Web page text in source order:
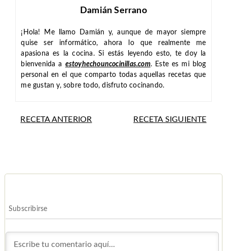
Damián Serrano
¡Hola! Me llamo Damián y, aunque de mayor siempre
quise ser informático, ahora lo que realmente me
apasiona es la cocina. Si estás leyendo esto, te doy la
bienvenida a estoyhechouncocinillas.com. Este es mi blog
personal en el que comparto todas aquellas recetas que
me gustan y, sobre todo, disfruto cocinando.
RECETA ANTERIOR RECETA SIGUIENTE
Subscribirse